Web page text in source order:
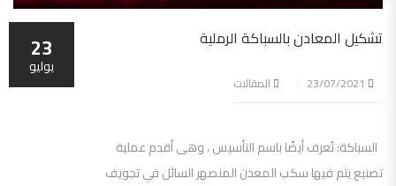
تشكيل المعادن بالسباكة الرملية
المقالات
السباكة: تُعرف أيضًا باسم التأسيس ، وهى أقدم عملية
تصنيع يتم فيها سكب المعدن المنصهر السائل في تجويف
23
يوليو